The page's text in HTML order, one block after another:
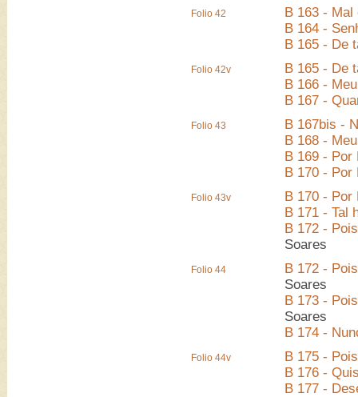
Folio 42
B 163 - Mal
B 164 -
B 165 - De
Folio 42v
B 165 - De
B 166 -
B 167 -
Folio 43
B 167bis -
B 168 -
B 169 - Por
B 170 - Por
Folio 43v
B 170 - Por
B 171 - Tal
B 172 -
Soares
Folio 44
B 172 -
Soares
B 173 -
Soares
B 174 -
Folio 44v
B 175 -
B 176 -
B 177 -